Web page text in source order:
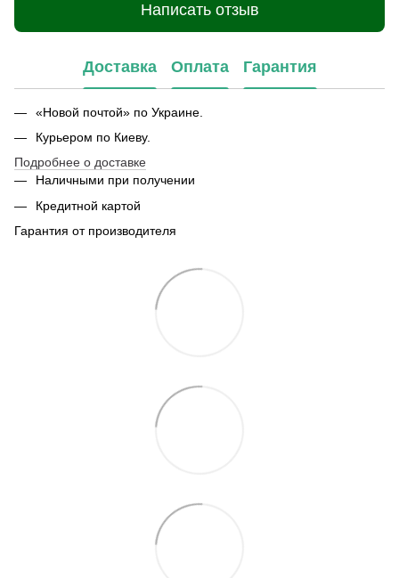
Написать отзыв
Доставка Оплата Гарантия
«Новой почтой» по Украине.
Курьером по Киеву.
Подробнее о доставке
Наличными при получении
Кредитной картой
Гарантия от производителя